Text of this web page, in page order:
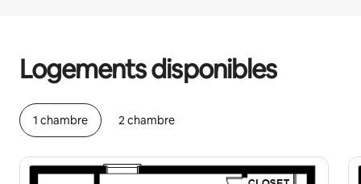
Logements disponibles
1 chambre 2 chambre